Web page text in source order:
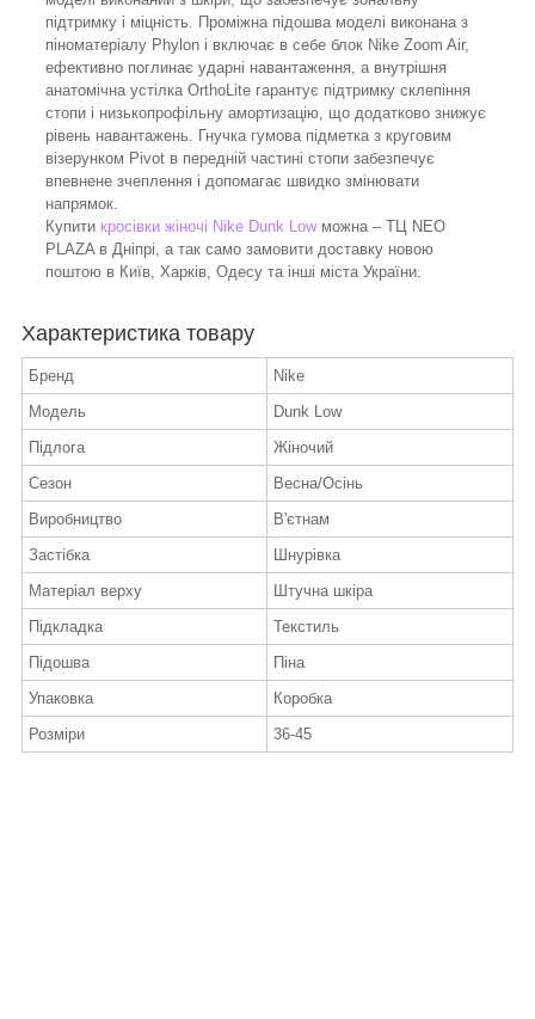
підтримку і міцність. Проміжна підошва моделі виконана з
піноматеріалу Phylon і включає в себе блок Nike Zoom Air,
ефективно поглинає ударні навантаження, а внутрішня
анатомічна устілка OrthoLite гарантує підтримку склепіння
стопи і низькопрофільну амортизацію, що додатково знижує
рівень навантажень. Гнучка гумова підметка з круговим
візерунком Pivot в передній частині стопи забезпечує
впевнене зчеплення і допомагає швидко змінювати
напрямок.
Купити кросівки жіночі Nike Dunk Lowможна – ТЦ NEO
PLAZA в Дніпрі, а так само замовити доставку новою
поштою в Київ, Харків, Одесу та інші міста України.
Характеристика товару
Бренд
Nike
Модель
Dunk Low
Підлога
Жіночий
Сезон
Весна/Осінь
Виробництво
В'єтнам
Застібка
Шнурівка
Матеріал верху
Штучна шкіра
Підкладка
Текстиль
Підошва
Піна
Упаковка
Коробка
Розміри
36-45